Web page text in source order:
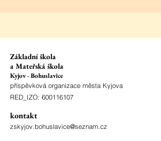
Základní škola
a Mateřská škola
Kyjov - Bohuslavice
příspěvková organizace města Kyjova
RED_IZO: 600116107
kontakt
zskyjov.bohuslavice@seznam.cz